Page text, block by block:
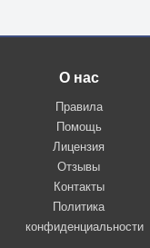
О нас
Правила
Помощь
Лицензия
Отзывы
Контакты
Политика
конфиденциальности